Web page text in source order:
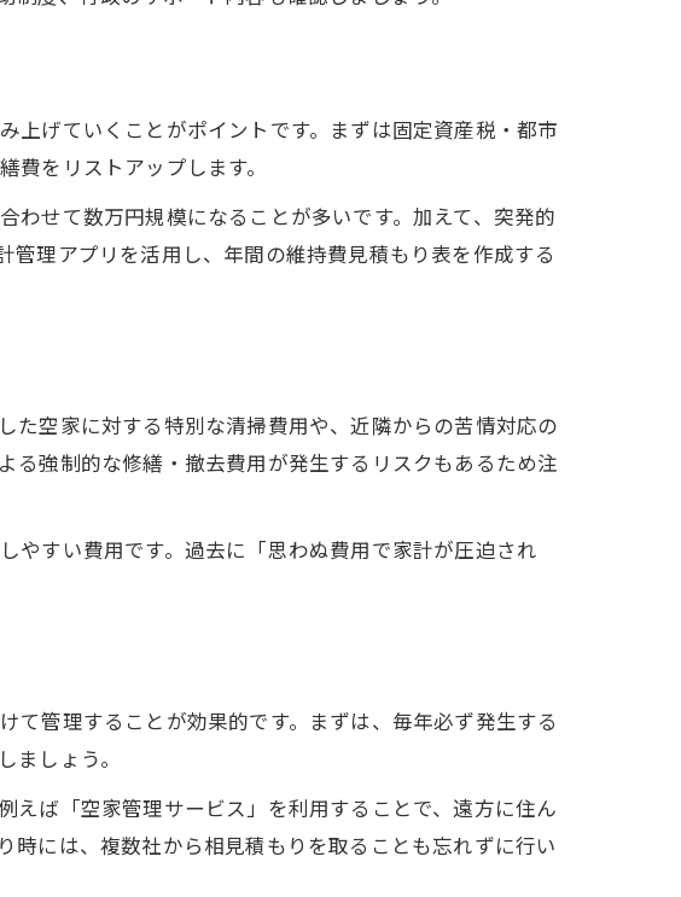
高める
確認
節約へ
イント
実
スク
を解説
紹介
減
策例
る方法
げていくことがポイントです。まずは固定資産税・都市
をリストアップします。
せて数万円規模になることが多いです。加えて、突発的
理アプリを活用し、年間の維持費見積もり表を作成する
空家に対する特別な清掃費用や、近隣からの苦情対応の
る強制的な修繕・撤去費用が発生するリスクもあるため注
やすい費用です。過去に「思わぬ費用で家計が圧迫され
管理することが効果的です。まずは、毎年必ず発生する
しょう。
ば「空家管理サービス」を利用することで、遠方に住ん
には、複数社から相見積もりを取ることも忘れずに行い